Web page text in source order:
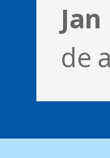
de